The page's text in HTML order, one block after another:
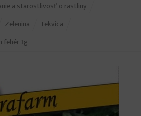
a starostlivosť o rastliny
Zelenina
Tekvica
fehér 3g